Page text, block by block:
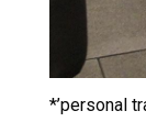
*’personal